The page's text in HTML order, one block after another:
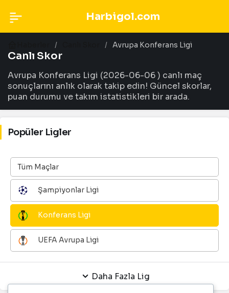
Harbigol.com
Avrupa Konferans Ligi
Canlı Skor
Avrupa Konferans Ligi (2026-06-06 ) canlı maç
sonuçlarını anlık olarak takip edin! Güncel skorlar,
puan durumu ve takım istatistikleri bir arada.
Popüler Ligler
Tüm Maçlar
Şampiyonlar Ligi
Konferans Ligi
UEFA Avrupa Ligi
Daha Fazla Lig